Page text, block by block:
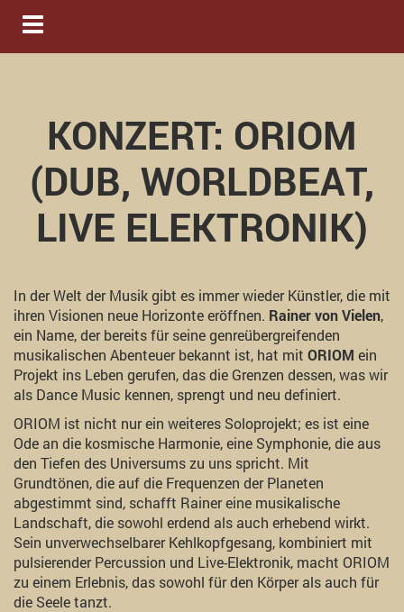
Navigation ein-/ausblenden
KONZERT: ORIOM
(DUB, WORLDBEAT,
LIVE ELEKTRONIK)
In der Welt der Musik gibt es immer wieder Künstler, die mit
ihren Visionen neue Horizonte eröffnen. Rainer von Vielen,
ein Name, der bereits für seine genreübergreifenden
musikalischen Abenteuer bekannt ist, hat mit ORIOM ein
Projekt ins Leben gerufen, das die Grenzen dessen, was wir
als Dance Music kennen, sprengt und neu definiert.
ORIOM ist nicht nur ein weiteres Soloprojekt; es ist eine
Ode an die kosmische Harmonie, eine Symphonie, die aus
den Tiefen des Universums zu uns spricht. Mit
Grundtönen, die auf die Frequenzen der Planeten
abgestimmt sind, schafft Rainer eine musikalische
Landschaft, die sowohl erdend als auch erhebend wirkt.
Sein unverwechselbarer Kehlkopfgesang, kombiniert mit
pulsierender Percussion und Live-Elektronik, macht ORIOM
zu einem Erlebnis, das sowohl für den Körper als auch für
die Seele tanzt.